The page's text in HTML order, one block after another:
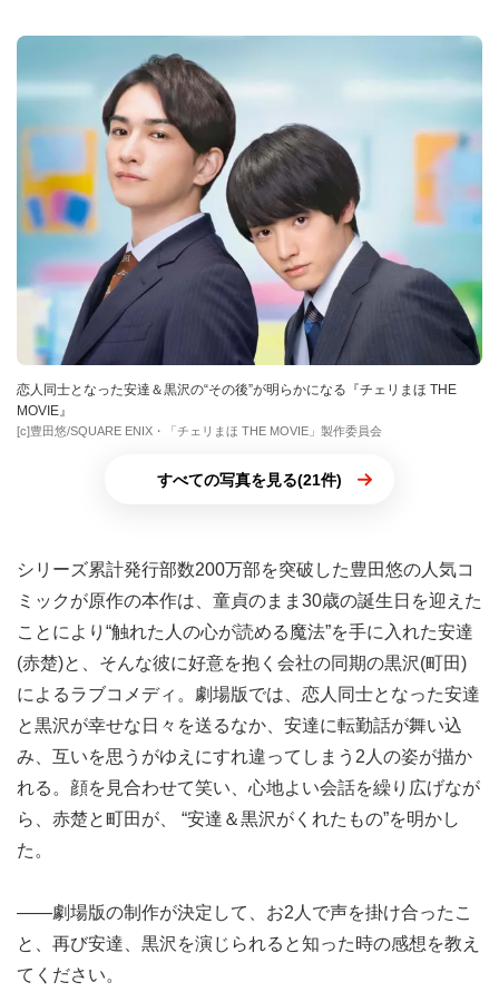
恋人同士となった安達＆黒沢の“その後”が明らかになる『チェリまほ THE
MOVIE』
[c]豊田悠/SQUARE ENIX・「チェリまほ THE MOVIE」製作委員会
すべての写真を見る(21件)
シリーズ累計発行部数200万部を突破した豊⽥悠の人気コ
ミックが原作の本作は、童貞のまま30歳の誕生日を迎えた
ことにより“触れた人の心が読める魔法”を手に入れた安達
(赤楚)と、そんな彼に好意を抱く会社の同期の黒沢(町田)
によるラブコメディ。劇場版では、恋人同士となった安達
と黒沢が幸せな日々を送るなか、安達に転勤話が舞い込
み、互いを思うがゆえにすれ違ってしまう2人の姿が描か
れる。顔を見合わせて笑い、心地よい会話を繰り広げなが
ら、赤楚と町田が、 “安達＆黒沢がくれたもの”を明かし
た。
――劇場版の制作が決定して、お2人で声を掛け合ったこ
と、再び安達、黒沢を演じられると知った時の感想を教え
てください。